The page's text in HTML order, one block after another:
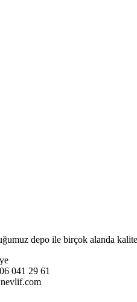
depo ile birçok alanda
041 29 61